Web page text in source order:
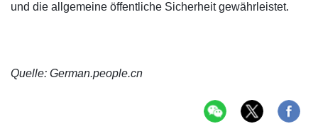
und die allgemeine öffentliche Sicherheit gewährleistet.
Quelle: German.people.cn